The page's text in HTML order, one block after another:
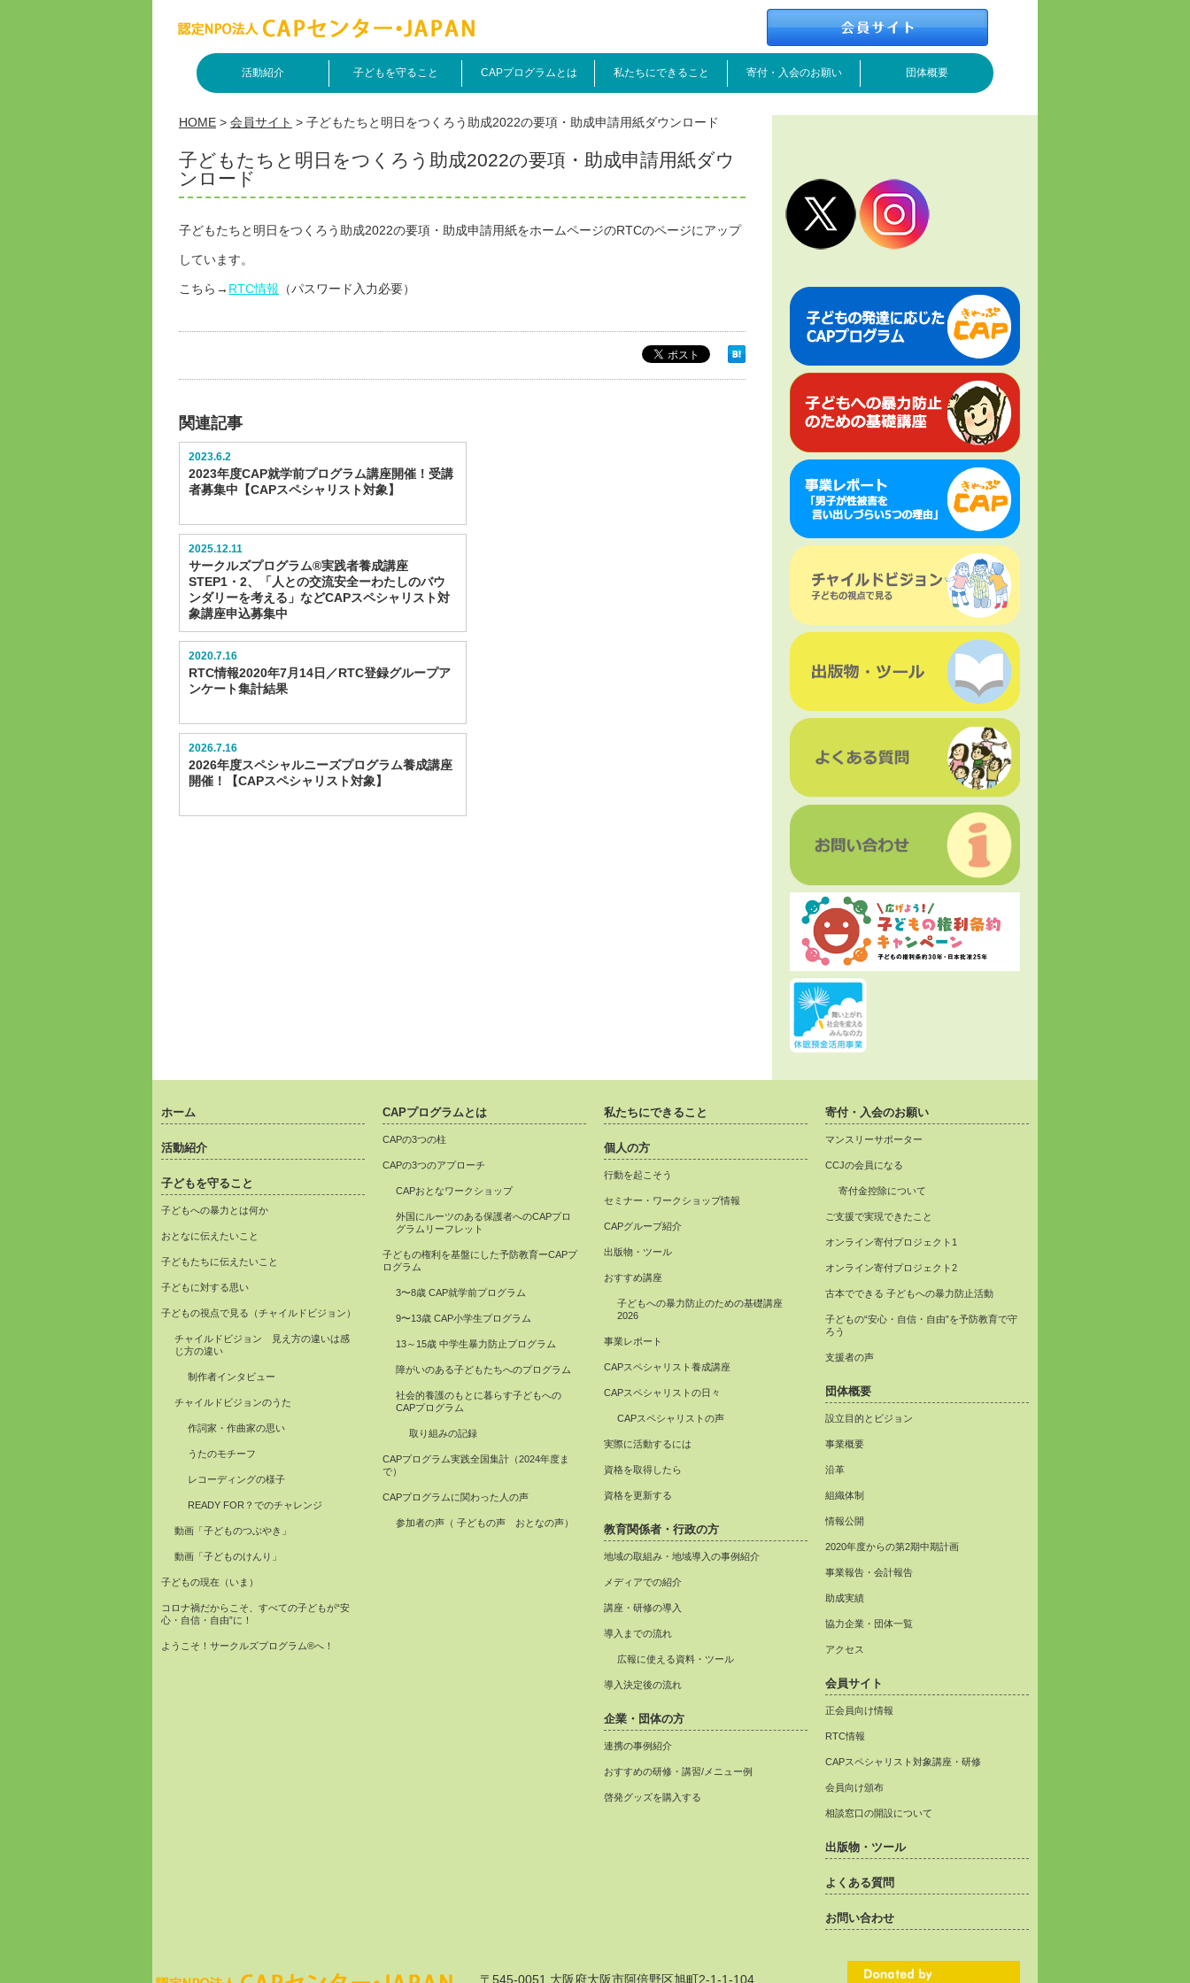
活動紹介 子どもを守ること CAPプログラムとは 私たちにできること 寄付・入会のお願い 団体概要
HOME > 会員サイト > 子どもたちと明日をつくろう助成2022の要項・助成申請用紙ダウンロード
子どもたちと明日をつくろう助成2022の要項・助成申請用紙ダウ
ンロード
子どもたちと明日をつくろう助成2022の要項・助成申請用紙をホームページのRTCのページにアップ
しています。
こちら→ RTC情報 （パスワード入力必要）
関連記事
2023.6.2
2023年度CAP就学前プログラム講座開催！受講
者募集中【CAPスペシャリスト対象】
2025.12.11
サークルズプログラム®実践者養成講座
STEP1・2、「人との交流安全ーわたしのバウ
ンダリーを考える」などCAPスペシャリスト対
象講座申込募集中
2020.7.16
RTC情報2020年7月14日／RTC登録グループア
ンケート集計結果
2026.7.16
2026年度スペシャルニーズプログラム養成講座
開催！【CAPスペシャリスト対象】
ホーム
活動紹介
子どもを守ること
子どもへの暴力とは何か
おとなに伝えたいこと
子どもたちに伝えたいこと
子どもに対する思い
子どもの視点で見る（チャイルドビジョン）
チャイルドビジョン 見え方の違いは感
じ方の違い
制作者インタビュー
チャイルドビジョンのうた
作詞家・作曲家の思い
うたのモチーフ
レコーディングの様子
READY FOR？でのチャレンジ
動画「子どものつぶやき」
動画「子どものけんり」
子どもの現在（いま）
コロナ禍だからこそ、すべての子どもが“安
心・自信・自由”に！
ようこそ！サークルズプログラム®へ！
CAPプログラムとは
CAPの3つの柱
CAPの3つのアプローチ
CAPおとなワークショップ
外国にルーツのある保護者へのCAPプロ
グラムリーフレット
子どもの権利を基盤にした予防教育ーCAPプ
ログラム
3〜8歳 CAP就学前プログラム
9〜13歳 CAP小学生プログラム
13～15歳 中学生暴力防止プログラム
障がいのある子どもたちへのプログラム
社会的養護のもとに暮らす子どもへの
CAPプログラム
取り組みの記録
CAPプログラム実践全国集計（2024年度ま
で）
CAPプログラムに関わった人の声
参加者の声（ 子どもの声 おとなの声）
私たちにできること
個人の方
行動を起こそう
セミナー・ワークショップ情報
CAPグループ紹介
出版物・ツール
おすすめ講座
子どもへの暴力防止のための基礎講座
2026
事業レポート
CAPスペシャリスト養成講座
CAPスペシャリストの日々
CAPスペシャリストの声
実際に活動するには
資格を取得したら
資格を更新する
教育関係者・行政の方
地域の取組み・地域導入の事例紹介
メディアでの紹介
講座・研修の導入
導入までの流れ
広報に使える資料・ツール
導入決定後の流れ
企業・団体の方
連携の事例紹介
おすすめの研修・講習/メニュー例
啓発グッズを購入する
寄付・入会のお願い
マンスリーサポーター
CCJの会員になる
寄付金控除について
ご支援で実現できたこと
オンライン寄付プロジェクト1
オンライン寄付プロジェクト2
古本でできる 子どもへの暴力防止活動
子どもの“安心・自信・自由”を予防教育で守
ろう
支援者の声
団体概要
設立目的とビジョン
事業概要
沿革
組織体制
情報公開
2020年度からの第2期中期計画
事業報告・会計報告
助成実績
協力企業・団体一覧
アクセス
会員サイト
正会員向け情報
RTC情報
CAPスペシャリスト対象講座・研修
会員向け頒布
相談窓口の開設について
出版物・ツール
よくある質問
お問い合わせ
〒545-0051 大阪府大阪市阿倍野区旭町2-1-1-104